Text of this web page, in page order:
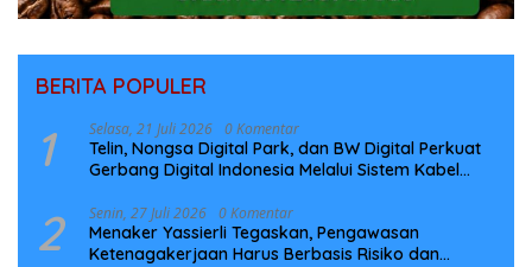
BERITA POPULER
1 Selasa, 21 Juli 2026 0 Komentar
Telin, Nongsa Digital Park, dan BW Digital Perkuat
Gerbang Digital Indonesia Melalui Sistem Kabel
2 Senin, 27 Juli 2026 0 Komentar
Menaker Yassierli Tegaskan, Pengawasan
Ketenagakerjaan Harus Berbasis Risiko dan